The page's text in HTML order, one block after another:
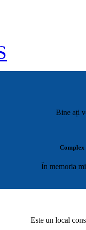
Bine ați
În memoria
Este un local